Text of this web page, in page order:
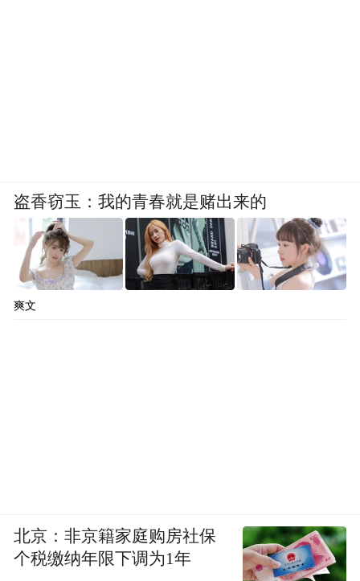
盗香窃玉：我的青春就是赌出来的
爽文
北京：非京籍家庭购房社保
个税缴纳年限下调为1年